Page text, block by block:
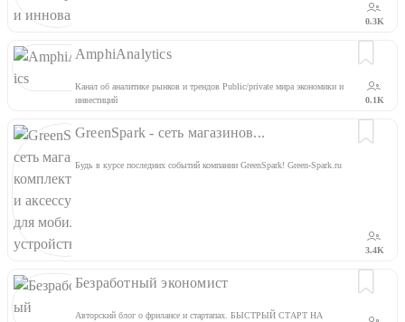
0.3K
AmphiAnalytics
Канал об аналитике рынков и трендов Public/private мира экономики и
инвестиций
0.1K
GreenSpark - сеть магазинов...
Будь в курсе последних событий компании GreenSpark! Green-Spark.ru
3.4K
Безработный экономист
Авторский блог о фрилансе и стартапах. БЫСТРЫЙ СТАРТ НА